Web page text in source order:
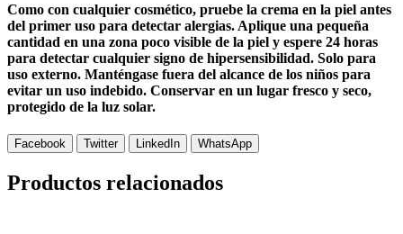
Como con cualquier cosmético, pruebe la crema en la piel antes
del primer uso para detectar alergias. Aplique una pequeña
cantidad en una zona poco visible de la piel y espere 24 horas
para detectar cualquier signo de hipersensibilidad. Solo para
uso externo. Manténgase fuera del alcance de los niños para
evitar un uso indebido. Conservar en un lugar fresco y seco,
protegido de la luz solar.
Facebook Twitter LinkedIn WhatsApp
Productos relacionados